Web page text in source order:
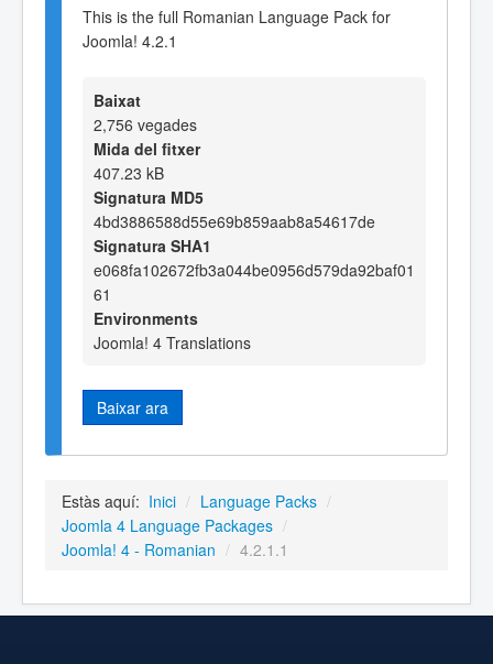
This is the full Romanian Language Pack for
Joomla! 4.2.1
Baixat
2,756 vegades
Mida del fitxer
407.23 kB
Signatura MD5
4bd3886588d55e69b859aab8a54617de
Signatura SHA1
e068fa102672fb3a044be0956d579da92baf01
61
Environments
Joomla! 4 Translations
Baixar ara
Estàs aquí: Inici / Language Packs /
Joomla 4 Language Packages /
Joomla! 4 - Romanian / 4.2.1.1